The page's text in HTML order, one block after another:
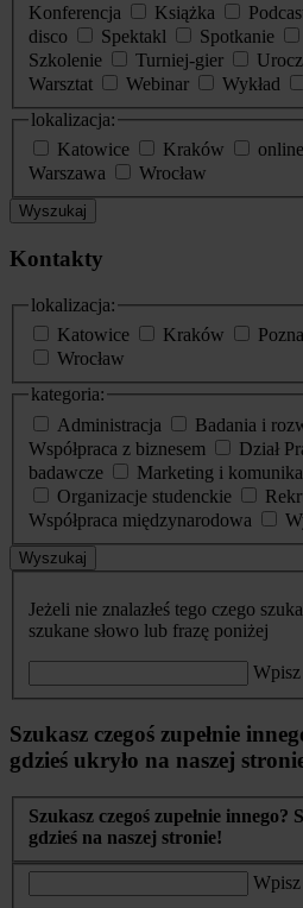
Konferencja
Książka
disco
Spektakl Spotkanie
Szkolenie
Turniej-gier
Warsztat
Webinar Wykład
lokalizacja:
Katowice
Kraków online
Warszawa
Wrocław
Wyszukaj
Kontakty
lokalizacja:
Katowice
Kraków
Wrocław
kategoria:
Administracja
Badania i
Współpraca z biznesem
Dział
badawcze
Marketing i
Organizacje studenckie
Współpraca międzynarodowa
Wyszukaj
Jeżeli nie znalazłeś tego czego
szukane słowo lub frazę poniżej
Szukasz czegoś zupełnie
gdzieś ukryło na naszej
Szukasz czegoś zupełnie innego?
gdzieś na naszej stronie!